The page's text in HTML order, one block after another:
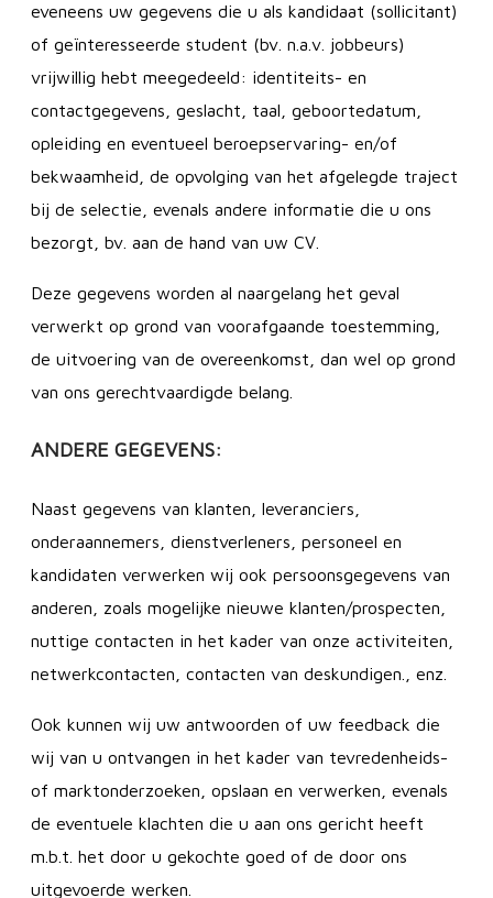
eveneens uw gegevens die u als kandidaat (sollicitant)
of geïnteresseerde student (bv. n.a.v. jobbeurs)
vrijwillig hebt meegedeeld: identiteits- en
contactgegevens, geslacht, taal, geboortedatum,
opleiding en eventueel beroepservaring- en/of
bekwaamheid, de opvolging van het afgelegde traject
bij de selectie, evenals andere informatie die u ons
bezorgt, bv. aan de hand van uw CV.
Deze gegevens worden al naargelang het geval
verwerkt op grond van voorafgaande toestemming,
de uitvoering van de overeenkomst, dan wel op grond
van ons gerechtvaardigde belang.
ANDERE GEGEVENS:
Naast gegevens van klanten, leveranciers,
onderaannemers, dienstverleners, personeel en
kandidaten verwerken wij ook persoonsgegevens van
anderen, zoals mogelijke nieuwe klanten/prospecten,
nuttige contacten in het kader van onze activiteiten,
netwerkcontacten, contacten van deskundigen., enz.
Ook kunnen wij uw antwoorden of uw feedback die
wij van u ontvangen in het kader van tevredenheids-
of marktonderzoeken, opslaan en verwerken, evenals
de eventuele klachten die u aan ons gericht heeft
m.b.t. het door u gekochte goed of de door ons
uitgevoerde werken.